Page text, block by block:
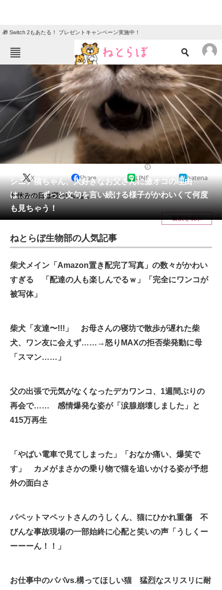
🎁 Switch 2もあたる！ プレゼントキャンペーン実施中！
ねとらぼメニュー
ニュース
エンタメ クイズ
グルメ
住まい 教育・育児
動物
会員記事
メディア
注目記事を集めた総合ページ
ITの今と未来を見通す
スマホと通信の最新トレンド
進化するPCとデバイスの未来
ビジネスと働き方のヒント
経営リーダーのコミュニティ
企業向けIT製品の総合サイト
IT製品の技術・比較・事例
モノづくり技術者専門サイト
エレクトロニクス専門サイト
エネルギーの専門メディア
シニア猫ちゃん、大好きなお父さんに激オコの理由
は…… ずっと文句を言い続ける様子がかわいくて何度
も見ちゃう！
X Share LINE hatena
お休みの日は寝たいのよ。
目次を表示
ねとらぼ生物部の人気記事
柴犬メイン「Amazon置き配完了写真」の数々がかわい
すぎる 「配達の人も楽しんでるｗ」「完全にワンコが
被写体」
柴犬「友達〜!!!」 お母さんの寝坊で散歩が遅れた柴
犬、ワン友に会えず……→怒りMAXの拒否柴発動に母
「スマン……」
父の出張で元気がなくなったデカワンコ、1週間ぶりの
再会で…… 感情爆発な姿が「涙腺崩壊しました」と
415万再生
「やばい電車で見てしまった」「おなか痛い、爆笑で
す」 カメがまさかの乗り物で猫を追いかける姿が予想
外の面白さ
パペットマペットさんのうしくん、猫にひかれ重傷 不
びんな事故現場の一部始終に心配と笑いの声「うしくー
ーーーん！！」
お仕事中のパパvs.構ってほしい猫 猛烈なスリスリに耐